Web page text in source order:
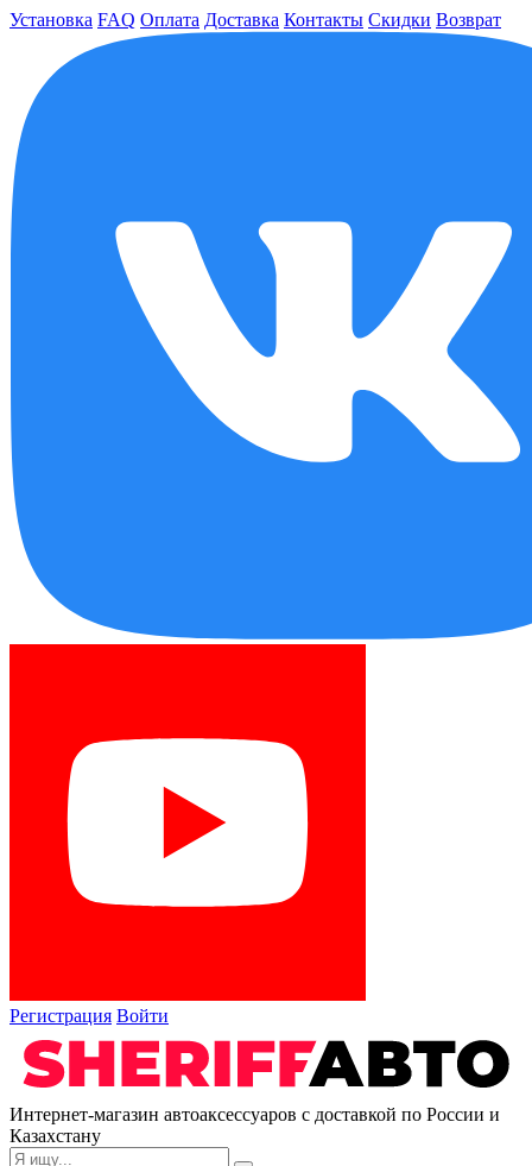
Установка FAQ Оплата Доставка Контакты Скидки Возврат
Регистрация Войти
Интернет-магазин автоаксессуаров с доставкой по России и
Казахстану